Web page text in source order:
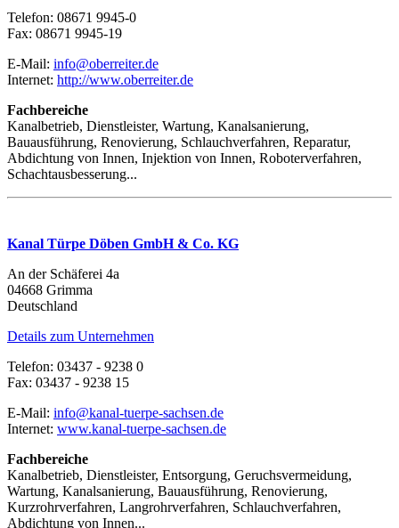
Telefon: 08671 9945-0
Fax: 08671 9945-19
E-Mail: info@oberreiter.de
Internet: http://www.oberreiter.de
Fachbereiche
Kanalbetrieb, Dienstleister, Wartung, Kanalsanierung,
Bauausführung, Renovierung, Schlauchverfahren, Reparatur,
Abdichtung von Innen, Injektion von Innen, Roboterverfahren,
Schachtausbesserung...
Kanal Türpe Döben GmbH & Co. KG
An der Schäferei 4a
04668 Grimma
Deutschland
Details zum Unternehmen
Telefon: 03437 - 9238 0
Fax: 03437 - 9238 15
E-Mail: info@kanal-tuerpe-sachsen.de
Internet: www.kanal-tuerpe-sachsen.de
Fachbereiche
Kanalbetrieb, Dienstleister, Entsorgung, Geruchsvermeidung,
Wartung, Kanalsanierung, Bauausführung, Renovierung,
Kurzrohrverfahren, Langrohrverfahren, Schlauchverfahren,
Abdichtung von Innen...